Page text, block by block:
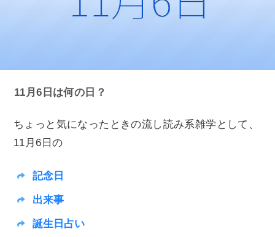
11月6日は何の日？
ちょっと気になったときの流し読み系雑学として、
11月6日の
記念日
出来事
誕生日占い